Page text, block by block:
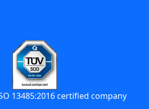
13485:2016 certified company